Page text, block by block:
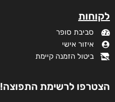
לקוחות
סביבת סופר
איזור אישי
ביטול הזמנה קיימת
הצטרפו לרשימת התפוצה!